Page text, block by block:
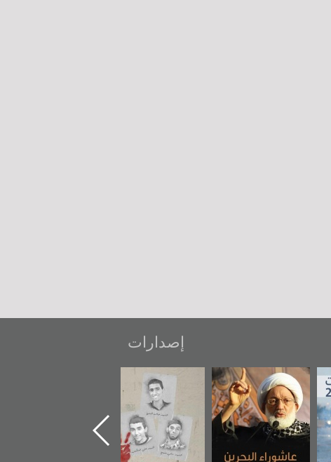
إصدارات
شهداء وطن
«جَوْ»: رواية
المعتقل جهاد